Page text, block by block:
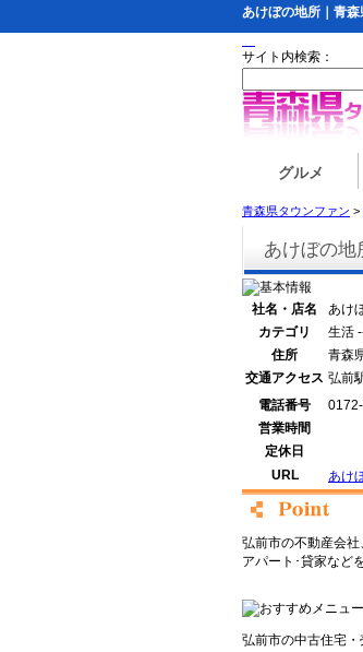
あけぼの地所｜青
サイト内検索：
グルメ
青森県タウンファン >
あけぼの地
社名・店名
あけ
カテゴリ
生活
住所
青森
交通アクセス 弘前
電話番号
営業時間
定休日
URL
あけ
弘前市の不動産会
アパート･貸家など
弘前市の中古住宅・